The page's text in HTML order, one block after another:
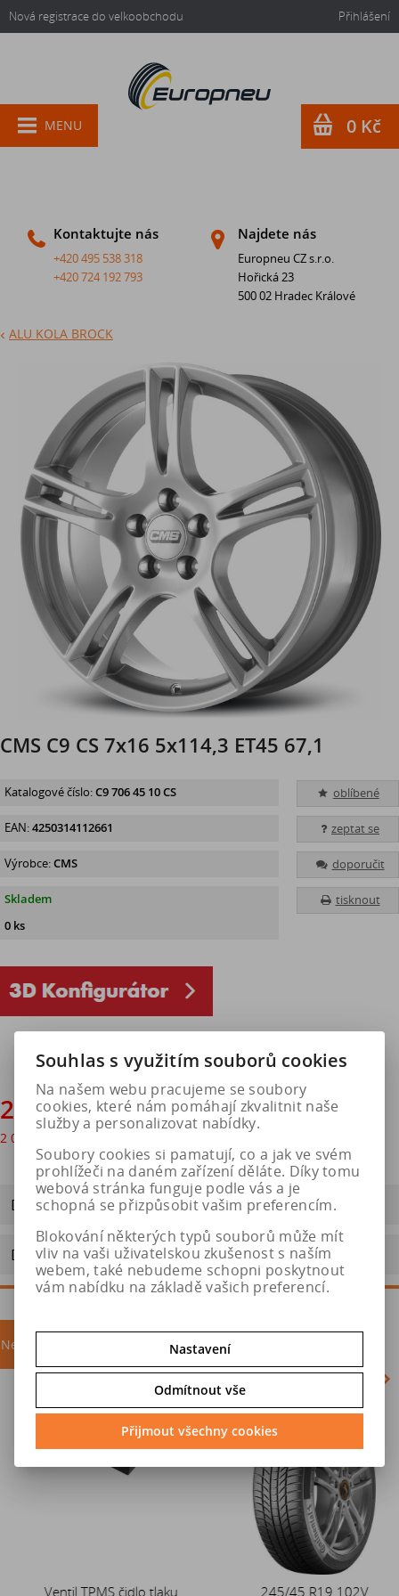
Nová registrace do velkoobchodu Přihlášení
Kontaktujte nás
+420 495 538 318
+420 724 192 793
Najdete nás
Europneu CZ s.r.o.
Hořická 23
500 02 Hradec Králové
MENU 0 Kč
ALU KOLA BROCK
CMS C9 CS 7x16 5x114,3 ET45 67,1
oblíbené
zeptat se
doporučit
tisknout
Katalogové číslo:C9 706 45 10 CS
EAN:4250314112661
Výrobce:CMS
Skladem
0 ks
2 473 Kč
2 044 Kč bez DPH
Dotaz na výrobek
Doporučit výrobek
Nejprodávanější
Ventil TPMS čidlo tlaku
245/45 R19 102V
Akce
Duše 12x4 (4.00-4) kovový
Souhlas s využitím souborů cookies
Na našem webu pracujeme se soubory
cookies, které nám pomáhají zkvalitnit naše
služby a personalizovat nabídky.
Soubory cookies si pamatují, co a jak ve svém
prohlížeči na daném zařízení děláte. Díky tomu
webová stránka funguje podle vás a je
schopná se přizpůsobit vašim preferencím.
Blokování některých typů souborů může mít
vliv na vaši uživatelskou zkušenost s naším
webem, také nebudeme schopni poskytnout
vám nabídku na základě vašich preferencí.
Nastavení
Odmítnout vše
Přijmout všechny cookies